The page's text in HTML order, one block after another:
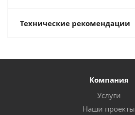
Технические рекомендации
Компания
Услуги
Наши проекты